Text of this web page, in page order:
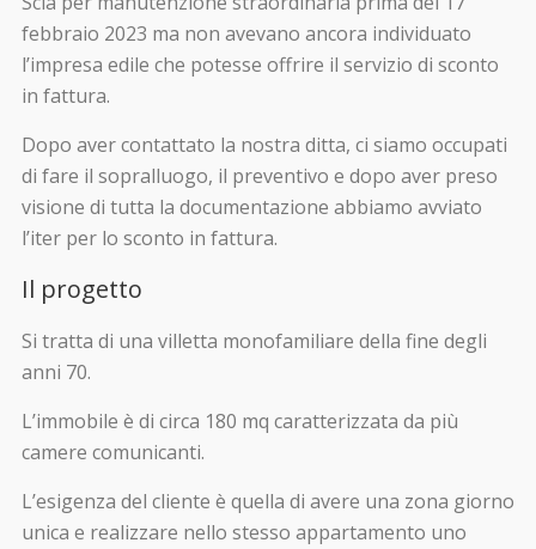
febbraio 2023 ma non avevano ancora individuato
l’impresa edile che potesse offrire il servizio di sconto
in fattura.
Dopo aver contattato la nostra ditta, ci siamo occupati
di fare il sopralluogo, il preventivo e dopo aver preso
visione di tutta la documentazione abbiamo avviato
l’iter per lo sconto in fattura.
Il progetto
Si tratta di una villetta monofamiliare della fine degli
anni 70.
L’immobile è di circa 180 mq caratterizzata da più
camere comunicanti.
L’esigenza del cliente è quella di avere una zona giorno
unica e realizzare nello stesso appartamento uno